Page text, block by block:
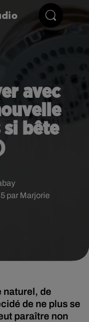
avec
si bête
par Marjorie
naturel, de
de ne plus se
paraître non